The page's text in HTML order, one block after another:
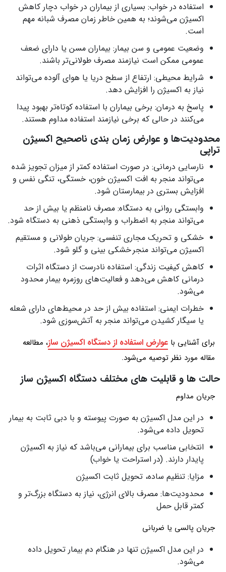
استفاده در خواب: بسیاری از بیماران در خواب دچار کاهش
اکسیژن می‌شوند؛ به همین خاطر زمان مصرف شبانه مهم
است.
وضعیت عمومی و سن بیمار: بیماران مسن یا دارای ضعف
عمومی ممکن است نیازمند مصرف طولانی‌تر باشند.
شرایط محیطی: ارتفاع از سطح دریا یا هوای آلوده می‌تواند
نیاز به اکسیژن را افزایش دهد.
پاسخ به درمان: برخی بیماران با استفاده کوتاه‌تر بهبود پیدا
می‌کنند در حالی که برخی نیازمند استفاده مداوم هستند.
محدودیت‌ها و عوارض زمان‌ بندی ناصحیح اکسیژن‌
تراپی
نارسایی درمانی: در صورت استفاده کمتر از میزان تجویز شده
می‌تواند منجر به افت اکسیژن خون، خستگی، تنگی نفس و
افزایش بستری در بیمارستان شود.
وابستگی روانی به دستگاه: مصرف نامنظم یا بیش از حد
می‌تواند منجر به اضطراب و وابستگی ذهنی به دستگاه شود.
خشکی و تحریک مجاری تنفسی: جریان طولانی و مستقیم
اکسیژن می‌تواند منجر خشکی بینی و گلو شود.
کاهش کیفیت زندگی: استفاده نادرست از دستگاه اثرات
درمانی کاهش می‌دهد و فعالیت‌های روزمره بیمار محدود
می‌شود.
خطرات ایمنی: استفاده بیش از حد در محیط‌های دارای شعله
یا سیگار کشیدن می‌تواند منجر به آتش‌سوزی شود.
برای آشنایی با عوارض استفاده از دستگاه اکسیژن‌ ساز، مطالعه
مقاله مورد نظر توصیه می‌شود.
حالت‌ ها و قابلیت‌ های مختلف دستگاه اکسیژن‌ ساز
جریان مداوم
در این مدل اکسیژن به صورت پیوسته و با دبی ثابت به بیمار
تحویل داده می‌شود.
انتخابی مناسب برای بیمارانی می‌باشد که نیاز به اکسیژن
پایدار دارند. (در استراحت یا خواب)
مزایا: تنظیم ساده، تحویل ثابت اکسیژن
محدودیت‌ها: مصرف بالای انرژی، نیاز به دستگاه بزرگ‌تر و
کمتر قابل حمل
جریان پالسی یا ضربانی
در این مدل اکسیژن تنها در هنگام دم بیمار تحویل داده
می‌شود.